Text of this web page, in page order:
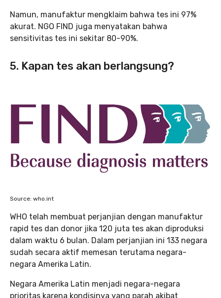
Namun, manufaktur mengklaim bahwa tes ini 97%
akurat. NGO FIND juga menyatakan bahwa
sensitivitas tes ini sekitar 80-90%.
5. Kapan tes akan berlangsung?
Source: who.int
WHO telah membuat perjanjian dengan manufaktur
rapid tes dan donor jika 120 juta tes akan diproduksi
dalam waktu 6 bulan. Dalam perjanjian ini 133 negara
sudah secara aktif memesan terutama negara-
negara Amerika Latin.
Negara Amerika Latin menjadi negara-negara
prioritas karena kondisinya yang parah akibat